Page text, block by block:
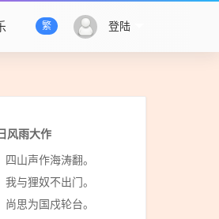
登陆
繁
风雨大作
山声作海涛翻。
与狸奴不出门。
思为国戍轮台。